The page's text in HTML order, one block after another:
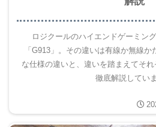
ロジクールのハイエンドゲーミン
「G913」。その違いは有線か無線
な仕様の違いと、違いを踏まえてそ
徹底解説していま